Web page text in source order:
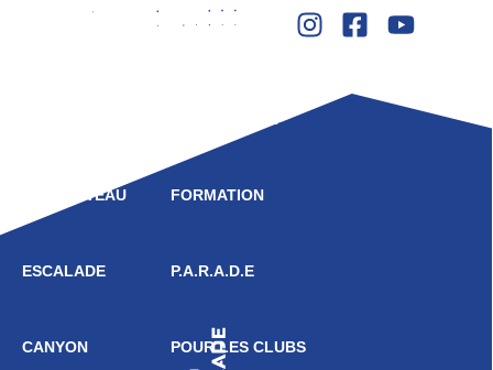
HAUT NIVEAU
ESCALADE
CANYON
FORMATION
P.A.R.A.D.E
POUR LES CLUBS